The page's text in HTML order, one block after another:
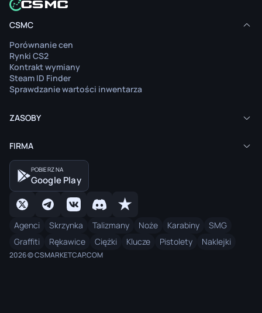
CSMC
Porównanie cen
Rynki CS2
Kontrakt wymiany
Steam ID Finder
Sprawdzanie wartości inwentarza
ZASOBY
FIRMA
POBIERZ NA
Google Play
Agenci Skrzynka Talizmany Noże Karabiny
SMG
Graffiti
Rękawice Ciężki Klucze Pistolety Naklejki
2026 © CSMARKETCAP.COM